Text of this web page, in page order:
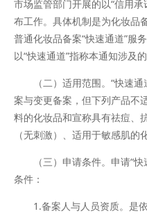
市场监管部门开展的以“信用
布工作。具体机制是为化妆品
普通化妆品备案“快速通道”服
以“快速通道”指称本通知涉及
（二）适用范围。“快速
案与变更备案，但下列产品不
料的化妆品和宣称具有祛痘、
（无刺激）、适用于敏感肌的
（三）申请条件。申请“
条件：
1.备案人与人员资质。是